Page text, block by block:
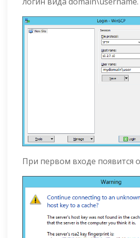
При первом входе появится